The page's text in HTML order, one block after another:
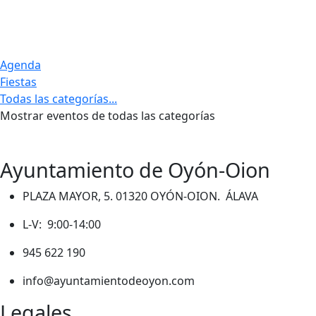
Agenda
Fiestas
Todas las categorías...
Mostrar eventos de todas las categorías
Ayuntamiento de Oyón-Oion
PLAZA MAYOR, 5. 01320 OYÓN-OION. ÁLAVA
L-V: 9:00-14:00
945 622 190
info@ayuntamientodeoyon.com